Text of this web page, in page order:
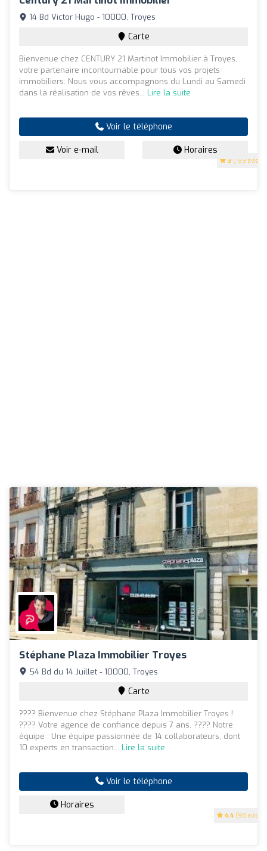
3 (199 avis)
14 Bd Victor Hugo - 10000, Troyes
Carte
Bienvenue chez CENTURY 21 Martinot Immobilier à Troyes,
votre partenaire incontournable pour tous vos projets
immobiliers. Nous vous accompagnons du Lundi au Samedi
dans la réalisation de vos rêves... Lire la suite
Voir le téléphone
Voir e-mail Horaires
Stéphane Plaza Immobilier Troyes
4.4 (98 avis)
54 Bd du 14 Juillet - 10000, Troyes
Carte
???? Bienvenue chez Stéphane Plaza Immobilier Troyes !
???? Votre agence de confiance depuis 7 ans. ???? Notre
équipe : Une équipe passionnée de 14 collaborateurs, dont
10 experts en transaction... Lire la suite
Voir le téléphone
Horaires